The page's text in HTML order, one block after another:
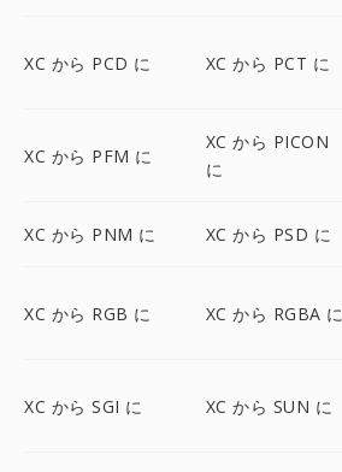
XC から PCD に XC から PCT に
XC から PFM に
XC から PICON
に
XC から PNM に XC から PSD に
XC から RGB に XC から RGBA に
XC から SGI に XC から SUN に